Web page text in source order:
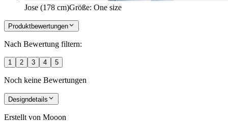
Jose (178 cm)Größe: One size
Produktbewertungen
Nach Bewertung filtern:
1 2 3 4 5
Noch keine Bewertungen
Designdetails
Erstellt von Mooon